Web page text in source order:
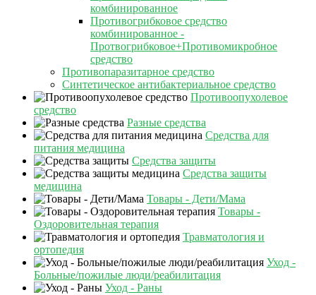
комбинированное
Противогрибковое средство
комбинированное -
Протвогрибковое+Противомикробное
средство
Противопаразитарное средство
Синтетическое антибактериальное средство
Противоопухолевое
средство
Разные средства
Средства для
питания медицина
Средства защиты
Средства защиты
медицина
Товары - Дети/Мама
Товары -
Оздоровительная терапия
Травматология и
ортопедия
Уход -
Больные/пожилые люди/реабилитация
Уход - Раны